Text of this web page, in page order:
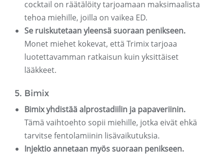
cocktail on räätälöity tarjoamaan maksimaalista
tehoa miehille, joilla on vaikea ED.
Se ruiskutetaan yleensä suoraan penikseen.
Monet miehet kokevat, että Trimix tarjoaa
luotettavamman ratkaisun kuin yksittäiset
lääkkeet.
5. Bimix
Bimix yhdistää alprostadiilin ja papaveriinin.
Tämä vaihtoehto sopii miehille, jotka eivät ehkä
tarvitse fentolamiinin lisävaikutuksia.
Injektio annetaan myös suoraan penikseen.